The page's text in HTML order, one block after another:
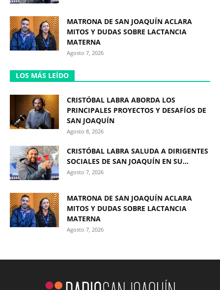
MATRONA DE SAN JOAQUÍN ACLARA
MITOS Y DUDAS SOBRE LACTANCIA
MATERNA
Agosto 7, 2026
LOS MÁS LEÍDO
CRISTÓBAL LABRA ABORDA LOS
PRINCIPALES PROYECTOS Y DESAFÍOS DE
SAN JOAQUÍN
Agosto 8, 2026
CRISTÓBAL LABRA SALUDA A DIRIGENTES
SOCIALES DE SAN JOAQUÍN EN SU...
Agosto 7, 2026
MATRONA DE SAN JOAQUÍN ACLARA
MITOS Y DUDAS SOBRE LACTANCIA
MATERNA
Agosto 7, 2026